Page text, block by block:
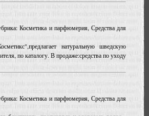
Косметика и парфюмерия, Средства для
натуральную шведскую
по каталогу. В продаже:средства по уходу
Косметика и парфюмерия, Средства для